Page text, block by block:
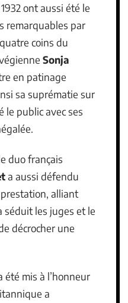
ont aussi été le
remarquables par
coins du
Sonja
en patinage
sa suprématie sur
le public avec ses
duo français
a aussi défendu
alliant
séduit les juges et le
décrocher une
été mis à l’honneur
a